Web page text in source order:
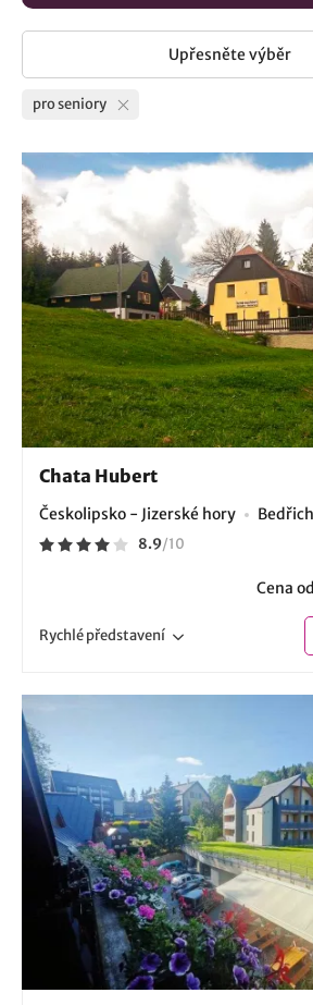
Upřesněte výběr
pro seniory
Chata Hubert
Českolipsko - Jizerské hory
8.9/10
Cena od
Rychlépředstavení